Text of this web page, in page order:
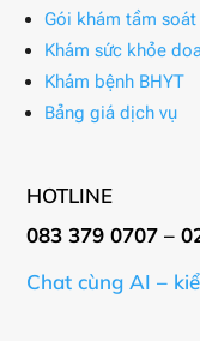
Gói khám tầm
Khám sức khỏe
Khám bệnh BHYT
Bảng giá dịch vụ
HOTLINE
083 379 0707 –
Chat cùng AI –